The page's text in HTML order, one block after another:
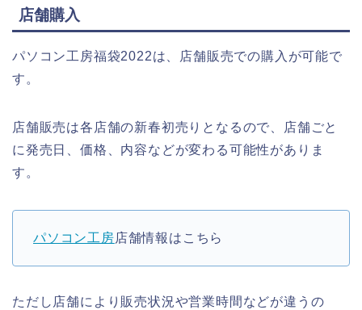
店舗購入
パソコン工房福袋2022は、店舗販売での購入が可能で
す。
店舗販売は各店舗の新春初売りとなるので、店舗ごと
に発売日、価格、内容などが変わる可能性がありま
す。
パソコン工房店舗情報はこちら
ただし店舗により販売状況や営業時間などが違うの